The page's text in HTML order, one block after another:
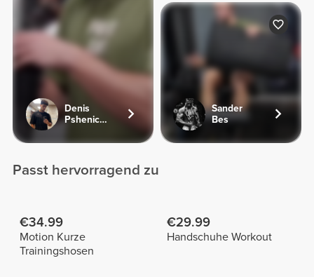
Denis
Pshenichnyi
Sander
Bes
Passt hervorragend zu
€34.99
Motion Kurze
Trainingshosen
€29.99
Handschuhe Workout